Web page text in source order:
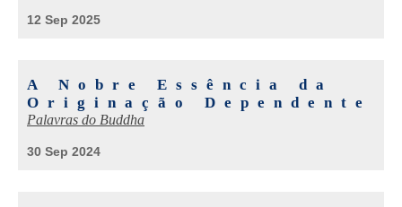
12 Sep 2025
A Nobre Essência da
Originação Dependente
Palavras do Buddha
30 Sep 2024